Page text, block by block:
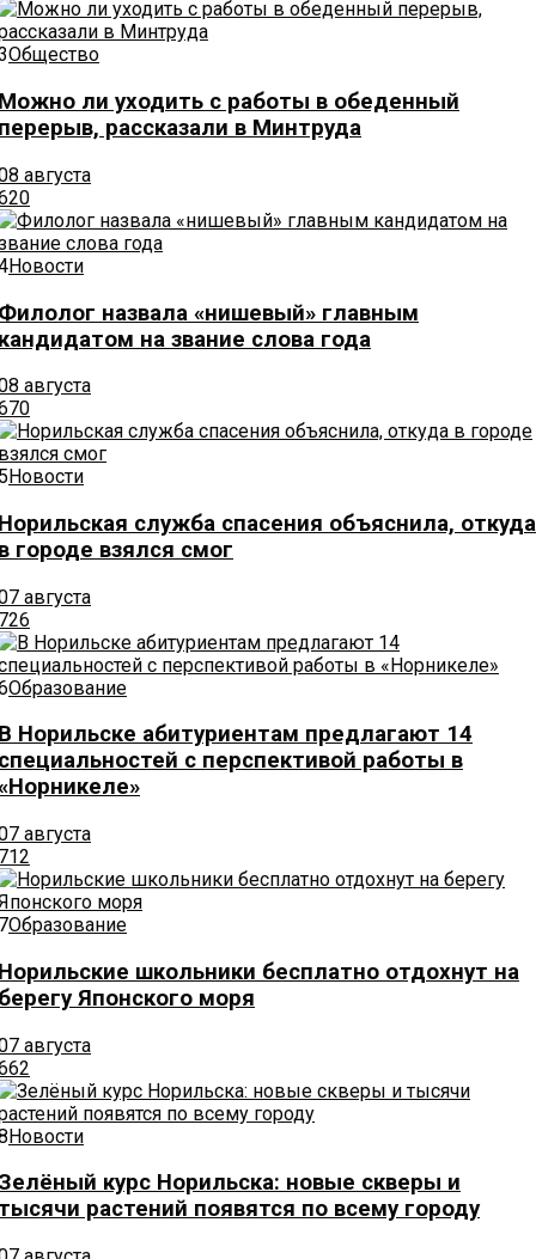
Общество
ли уходить с работы в обеденный
рассказали в Минтруда
августа
Новости
назвала «нишевый» главным
на звание слова года
августа
Новости
служба спасения объяснила, откуда
городе взялся смог
августа
Образование
Норильске абитуриентам предлагают 14
с перспективой работы в
августа
Образование
школьники бесплатно отдохнут на
Японского моря
августа
Новости
курс Норильска: новые скверы и
растений появятся по всему городу